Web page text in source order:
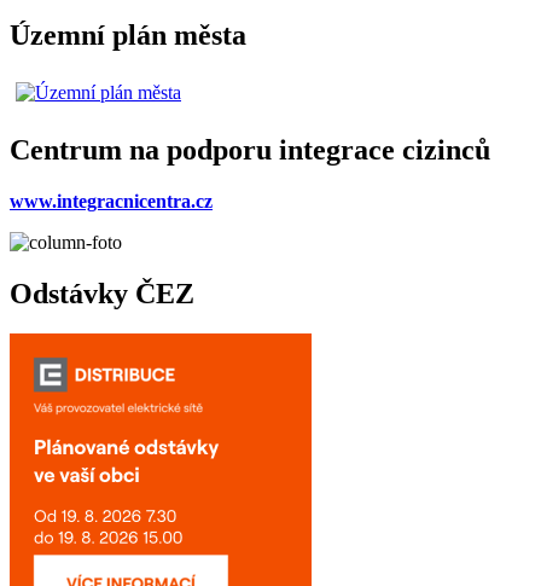
Územní plán města
Centrum na podporu integrace cizinců
www.integracnicentra.cz
Odstávky ČEZ